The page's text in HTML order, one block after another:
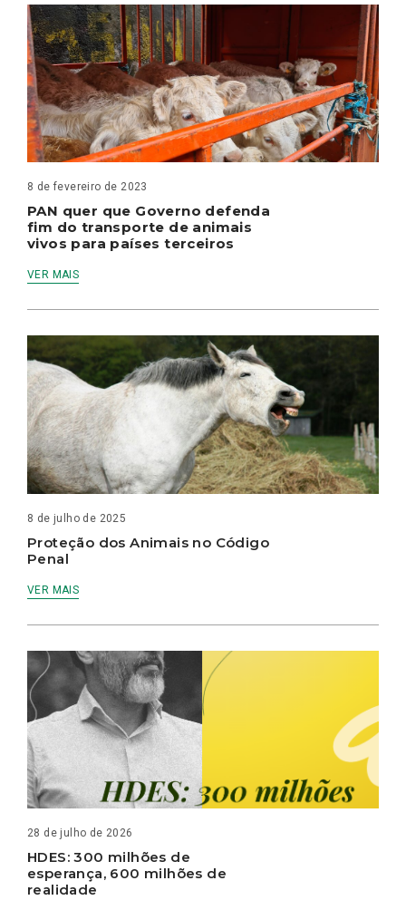
8 de fevereiro de 2023
PAN quer que Governo defenda
fim do transporte de animais
vivos para países terceiros
VER MAIS
8 de julho de 2025
Proteção dos Animais no Código
Penal
VER MAIS
28 de julho de 2026
HDES: 300 milhões de
esperança, 600 milhões de
realidade